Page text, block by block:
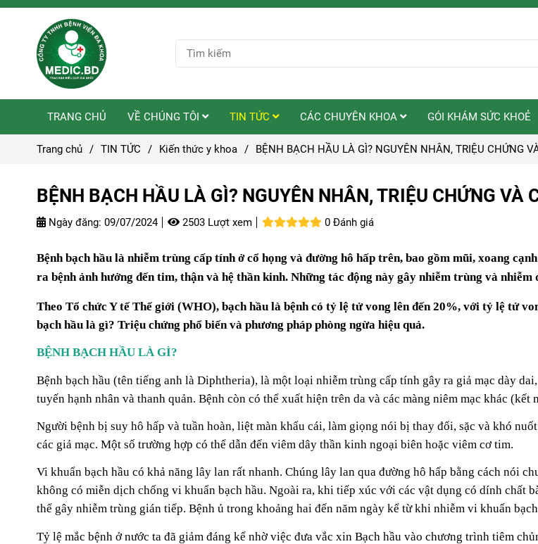
TRANG CHỦ VỀ CHÚNG TÔI TIN TỨC CÁC CHUYÊN KHOA GÓI KHÁM SỨC KHOẺ
Trang chủ / TIN TỨC / Kiến thức y khoa / BỆNH BẠCH HẦU LÀ GÌ? NGUYÊN NHÂN, TRIỆU CHỨNG
BỆNH BẠCH HẦU LÀ GÌ? NGUYÊN NHÂN, TRIỆU CHỨNG VÀ
Ngày đăng: 09/07/2024 2503 Lượt xem 0 Đánh giá
Bệnh bạch hầu là nhiễm trùng cấp tính ở cổ họng và đường hô hấp trên, bao gồm mũi, xoang
ra bệnh ảnh hưởng đến tim, thận và hệ thần kinh. Những tác động này gây nhiễm trùng và
Theo Tổ chức Y tế Thế giới (WHO), bạch hầu là bệnh có tỷ lệ tử vong lên đến 20%, với tỷ lệ tử
bạch hầu là gì? Triệu chứng phổ biến và phương pháp phòng ngừa hiệu quả.
BỆNH BẠCH HẦU LÀ GÌ?
Bệnh bạch hầu (tên tiếng anh là Diphtheria), là một loại nhiễm trùng cấp tính gây ra giả mạc dày
tuyến hạnh nhân và thanh quản. Bệnh còn có thể xuất hiện trên da và các màng niêm mạc khác (kết
Người bệnh bị suy hô hấp và tuần hoàn, liệt màn khẩu cái, làm giọng nói bị thay đổi, sặc và khó
các giả mạc. Một số trường hợp có thể dẫn đến viêm dây thần kinh ngoại biên hoặc viêm cơ tim.
Vi khuẩn bạch hầu có khả năng lây lan rất nhanh. Chúng lây lan qua đường hô hấp bằng cách nói
không có miễn dịch chống vi khuẩn bạch hầu. Ngoài ra, khi tiếp xúc với các vật dụng có dính chất
thể gây nhiễm trùng gián tiếp. Bệnh ủ trong khoảng hai đến năm ngày kể từ khi nhiễm vi khuẩn
Tỷ lệ mắc bệnh ở nước ta đã giảm đáng kể nhờ việc đưa vắc xin Bạch hầu vào chương trình tiêm